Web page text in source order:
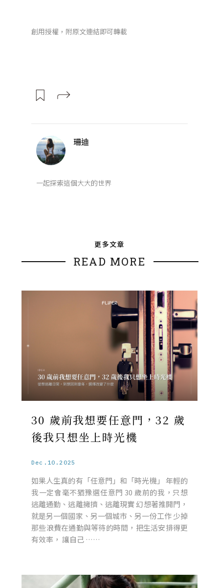
創用授權，附原文連結即可轉載
珊迪
一起探索這個大大的世界
更多文章
READ MORE
30 歲前我想要任意門，32 歲
後我只想坐上時光機
Dec.10.2025
如果人生真的有「任意門」和「時光機」 年輕的
我一定會毫不猶豫選任意門 30 歲前的我，只想
逃離通勤、逃離擁擠、逃離現實 幻想著推開門，
就是另一個國家、另一個城市、另一份工作 少掉
那些浪費在通勤與等待的時間，把生活安排得更
有效率， 讓自己 ……